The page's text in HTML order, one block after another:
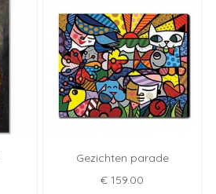
Gezichten parade
€ 159.00